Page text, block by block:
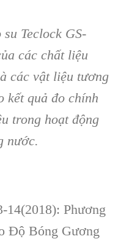
Teclock GS-
các chất liệu
à các vật liệu tương
kết quả đo chính
trong hoạt động
nước.
14(2018): Phương
Độ Bóng Gương